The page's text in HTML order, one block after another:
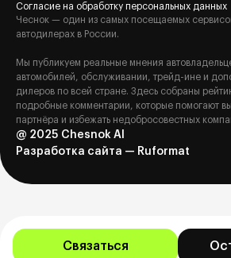
Согласие на обработку персональных данных
Чеснок — один из самых посещаемых
автодилерах в России.
Мы публикуем реальные мнения
автомобилей, обслуживании, трейд-ине и
дилеров по всей стране. Здесь собраны
подробные комментарии, которые помогают
партнёра и избежать недобросовестных
@ 2025 Chesnok AI
Разработка сайта — Ruformat
Связаться